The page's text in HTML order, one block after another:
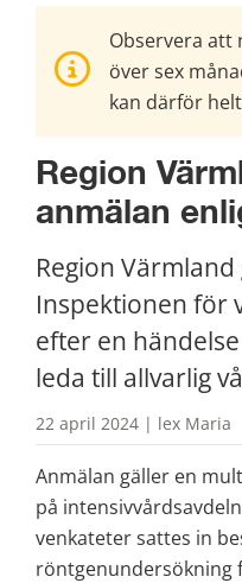
Observera att
över sex
kan därför
Region
anmälan
Region
Inspektionen för
efter en
leda till allvarlig
22 april 2024 | lex Maria
Anmälan gäller en
på
venkateter sattes in
röntgenundersökning